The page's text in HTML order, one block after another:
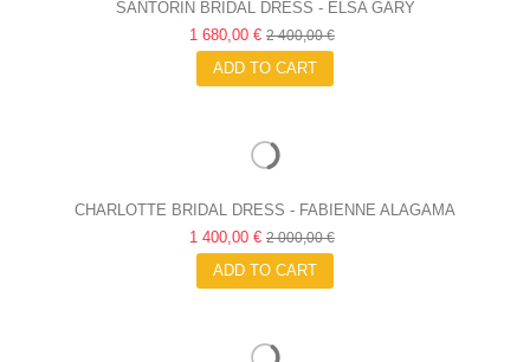
SANTORIN BRIDAL DRESS - ELSA GARY
1 680,00 € 2 400,00 €
ADD TO CART
CHARLOTTE BRIDAL DRESS - FABIENNE ALAGAMA
1 400,00 € 2 000,00 €
ADD TO CART